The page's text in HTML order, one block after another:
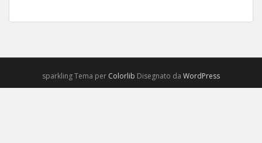
sparkling Tema per Colorlib Disegnato da WordPress